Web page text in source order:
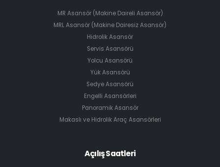
MR Asansör (Makine Daireli Asansör)
MRL Asansör (Makine Dairesiz Asansör)
Hidrolik Asansör
Servis Asansörü
Yolcu Asansörü
Yük Asansörü
Sedye Asansörü
Engelli Asansörleri
Panoramik Asansör
Makaslı ve Hidrolik Araç Asansörleri
Açılış Saatleri